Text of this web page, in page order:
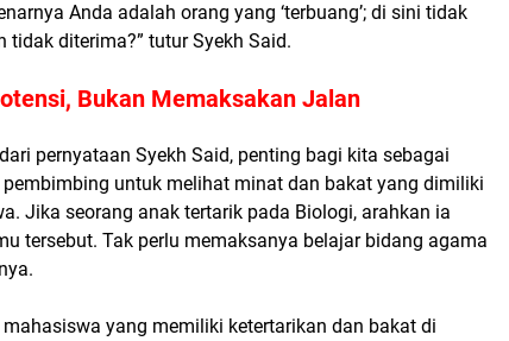
Anda adalah orang yang ‘terbuang’; di sini tidak
tidak diterima?” tutur Syekh Said.
Bukan Memaksakan Jalan
pernyataan Syekh Said, penting bagi kita sebagai
pembimbing untuk melihat minat dan bakat yang dimiliki
Jika seorang anak tertarik pada Biologi, arahkan ia
tersebut. Tak perlu memaksanya belajar bidang agama
yang memiliki ketertarikan dan bakat di